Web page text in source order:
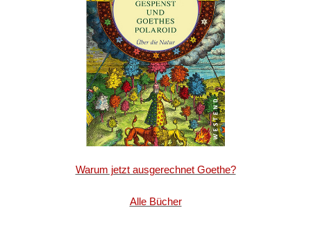
Warum jetzt ausgerechnet Goethe?
Alle Bücher